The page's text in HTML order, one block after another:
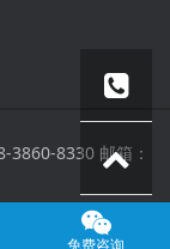
3860-8330 邮箱：
持：信凡网络
免费咨询